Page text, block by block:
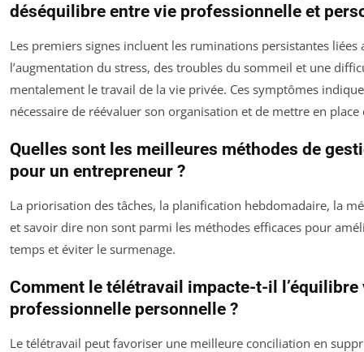
déséquilibre entre vie professionnelle et
Les premiers signes incluent les ruminations persistantes liées
l’augmentation du stress, des troubles du sommeil et une
mentalement le travail de la vie privée. Ces symptômes
nécessaire de réévaluer son organisation et de mettre en
Quelles sont les meilleures méthodes de
pour un entrepreneur ?
La priorisation des tâches, la planification hebdomadaire, la
et savoir dire non sont parmi les méthodes efficaces pour
temps et éviter le surmenage.
Comment le télétravail impacte-t-il l’équilibre
professionnelle personnelle ?
Le télétravail peut favoriser une meilleure conciliation en